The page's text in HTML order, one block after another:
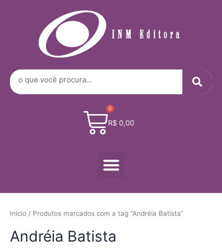
Search
R$0,00
0
Cart
Menu
Início / Produtos marcados com a tag “Andréia Batista”
Andréia Batista